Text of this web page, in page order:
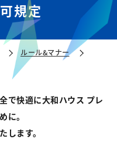
規定
ルール&マナー
で快適に大和ハウス プレ
に。
します。